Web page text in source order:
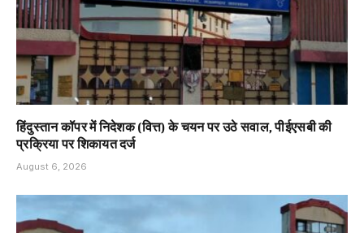
हिंदुस्तान कॉपर में निदेशक (वित्त) के चयन पर उठे सवाल, पीईएसबी की
प्रक्रिया पर शिकायत दर्ज
August 6, 2026